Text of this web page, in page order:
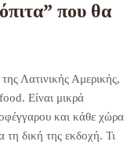
που θα
Λατινικής Αμερικής,
Είναι μικρά
και κάθε χώρα
τη δική της εκδοχή. Τι